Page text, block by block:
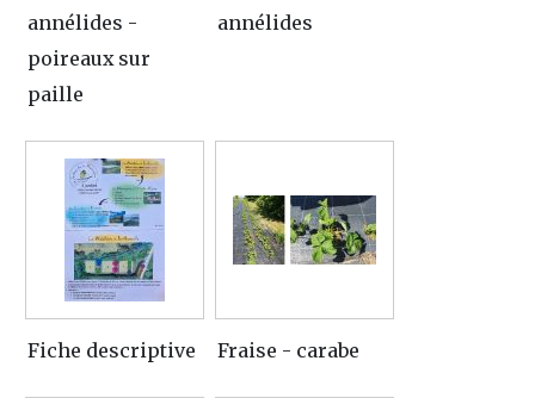
annélides -
poireaux sur
paille
annélides
Fiche descriptive Fraise - carabe